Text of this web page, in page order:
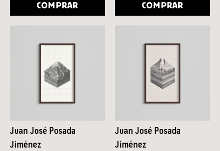
COMPRAR COMPRAR
Juan José Posada
Jiménez
Juan José Posada
Jiménez